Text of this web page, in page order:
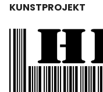
KUNSTPROJEKT